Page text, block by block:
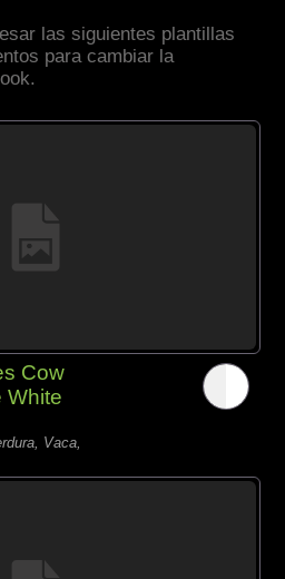
las siguientes plantillas
para cambiar la
Cow
White
Vaca,